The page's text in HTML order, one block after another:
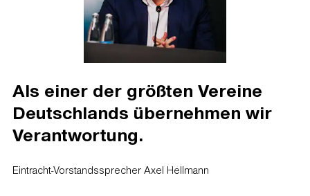
Als einer der größten Vereine
Deutschlands übernehmen wir
Verantwortung.
Eintracht-Vorstandssprecher Axel Hellmann